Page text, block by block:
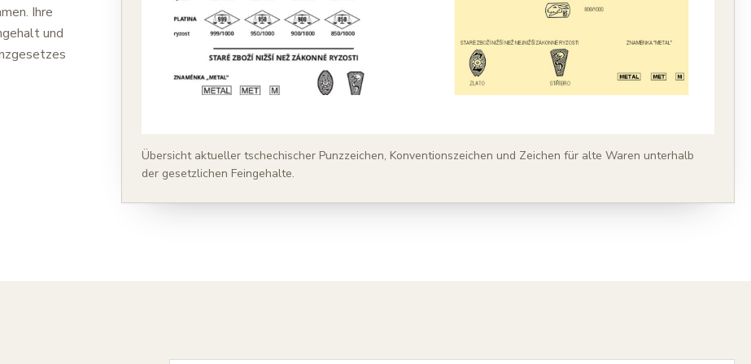
Ihre
und
Übersicht aktueller tschechischer Punzzeichen, Konventionszeichen und Zeichen für alte Waren unterhalb
der gesetzlichen Feingehalte.